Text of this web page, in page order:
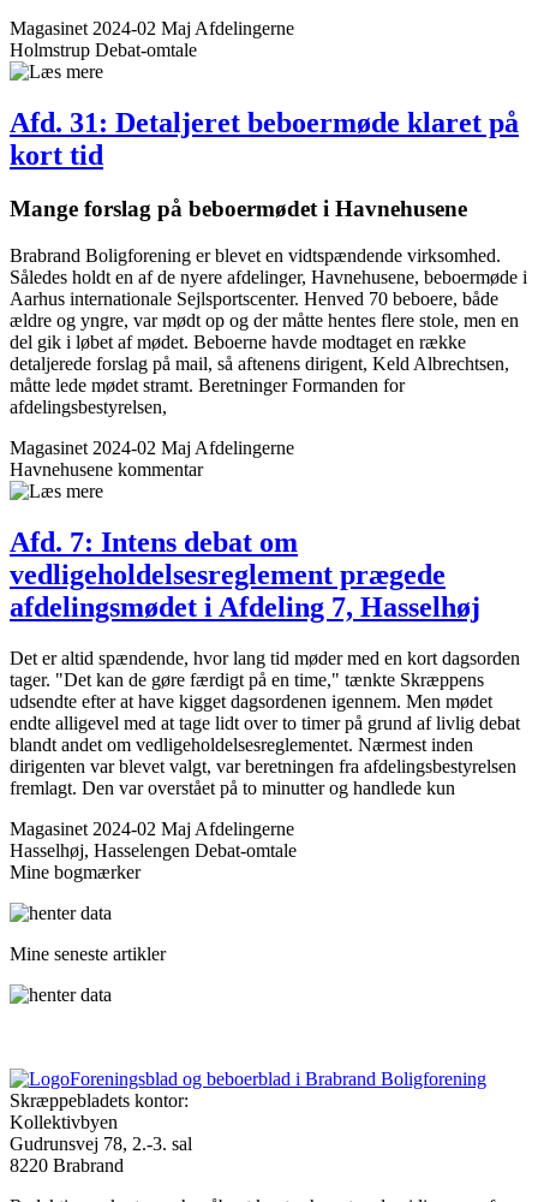
Magasinet 2024-02 Maj Afdelingerne
Holmstrup Debat-omtale
Afd. 31: Detaljeret beboer­møde klaret på
kort tid
Mange forslag på beboer­mødet i Havne­husene
Brabrand Boligforening er blevet en vidtspændende virksomhed.
Således holdt en af de nyere afdelinger, Havnehusene, beboermøde i
Aarhus internationale Sejlsportscenter. Henved 70 beboere, både
ældre og yngre, var mødt op og der måtte hentes flere stole, men en
del gik i løbet af mødet. Beboerne havde modtaget en række
detaljerede forslag på mail, så aftenens dirigent, Keld Albrechtsen,
måtte lede mødet stramt. Beretninger Formanden for
afdelingsbestyrelsen,
Magasinet 2024-02 Maj Afdelingerne
Havnehusene kommentar
Afd. 7: Intens debat om
vedligeholdelsesreglement ­prægede
afdelings­mødet i Afdeling 7, Hasselhøj
Det er altid spændende, hvor lang tid møder med en kort dagsorden
tager. "Det kan de gøre færdigt på en time," tænkte Skræppens
udsendte efter at have kigget dagsordenen igennem. Men mødet
endte alligevel med at tage lidt over to timer på grund af livlig debat
blandt andet om vedligeholdelsesreglementet. Nærmest inden
dirigenten var blevet valgt, var beretningen fra afdelingsbestyrelsen
fremlagt. Den var overstået på to minutter og handlede kun
Magasinet 2024-02 Maj Afdelingerne
Hasselhøj, Hasselengen Debat-omtale
Mine bogmærker
Mine seneste artikler
Foreningsblad og beboerblad i Brabrand Boligforening
Skræppebladets kontor:
Kollektivbyen
Gudrunsvej 78, 2.-3. sal
8220 Brabrand